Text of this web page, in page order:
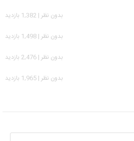
بدون نظر | 1,382 بازدید
بدون نظر | 1,498 بازدید
بدون نظر | 2,476 بازدید
بدون نظر | 1,965 بازدید